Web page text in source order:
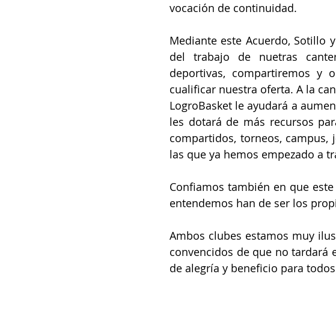
vocación de continuidad.
Mediante este Acuerdo, Sotillo
del trabajo de nuetras
deportivas, compartiremos y
cualificar nuestra oferta. A la
LogroBasket le ayudará a
les dotará de más recursos
compartidos, torneos,
las que ya hemos empezado a
Confiamos también en que
entendemos han de ser los
Ambos clubes estamos muy
convencidos de que no tardará
de alegría y beneficio para